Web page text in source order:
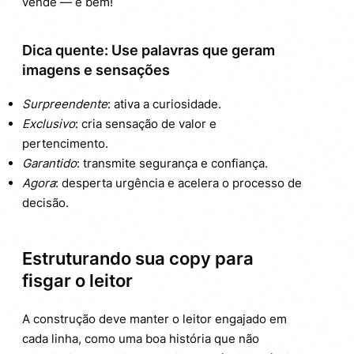
Dica quente: Use palavras que geram
imagens e sensações
Surpreendente: ativa a curiosidade.
Exclusivo: cria sensação de valor e
pertencimento.
Garantido: transmite segurança e confiança.
Agora: desperta urgência e acelera o processo de
decisão.
Estruturando sua copy para
fisgar o leitor
A construção deve manter o leitor engajado em
cada linha, como uma boa história que não